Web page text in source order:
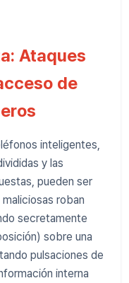
Ataques
de
inteligentes,
y las
pueden ser
roban
secretamente
sobre una
pulsaciones de
interna